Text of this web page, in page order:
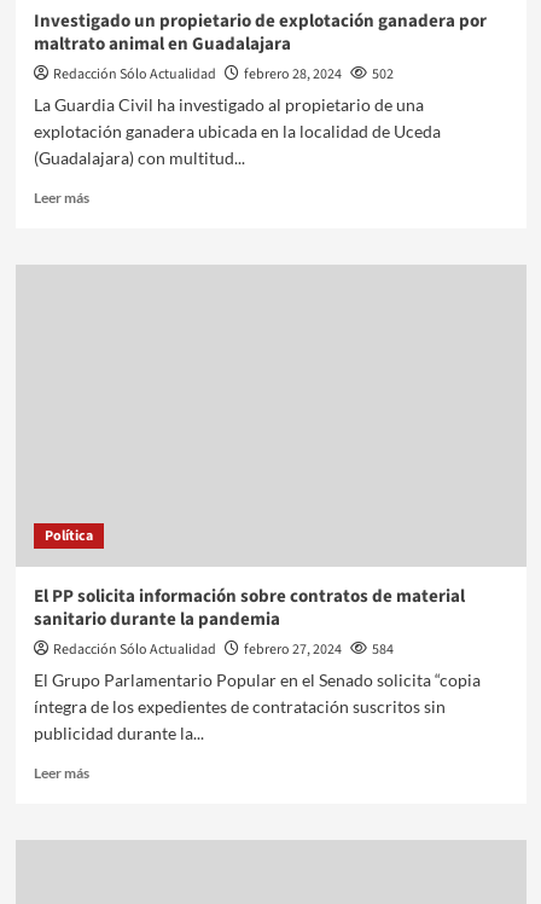
Investigado un propietario de explotación ganadera por
maltrato animal en Guadalajara
Redacción Sólo Actualidad febrero 28, 2024
502
La Guardia Civil ha investigado al propietario de una
explotación ganadera ubicada en la localidad de Uceda
(Guadalajara) con multitud...
Leer más
Política
El PP solicita información sobre contratos de material
sanitario durante la pandemia
Redacción Sólo Actualidad febrero 27, 2024
584
El Grupo Parlamentario Popular en el Senado solicita “copia
íntegra de los expedientes de contratación suscritos sin
publicidad durante la...
Leer más